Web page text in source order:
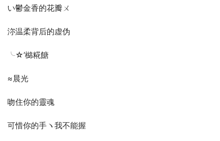
い鬱金香的花瓣ㄨ
沵温柔背后的虚伪ゝ
╰☆’檰糀餹
≈晨光
吻住你的靈魂
可惜你的手ヽ我不能握